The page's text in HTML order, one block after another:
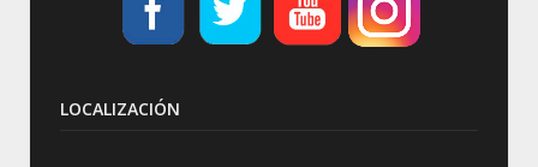
LOCALIZACIÓN